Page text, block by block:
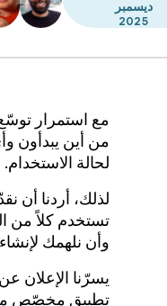
ديسمبر
2025
مع استمرار
لحالة الاستخدام.
لذلك، أردنا أن
تستخدم كلاً من
وأن نلهمك
يسرّنا الإعلان